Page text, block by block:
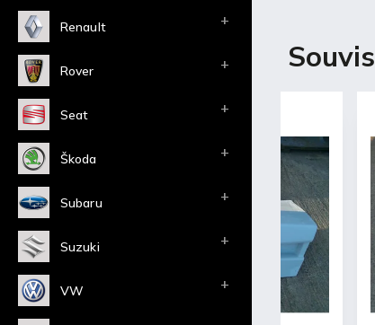
Renault
Rover
Seat
Škoda
Subaru
Suzuki
VW
Alfa
-Včetně
-Základní
-Lehká a
-cca 6kg